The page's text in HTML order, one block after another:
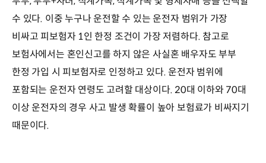
수 있다. 이중 누구나 운전할 수 있는 운전자 범위가 가장
비싸고 피보험자 1인 한정 조건이 가장 저렴하다. 참고로
보험사에서는 혼인신고를 하지 않은 사실혼 배우자도 부부
한정 가입 시 피보험자로 인정하고 있다. 운전자 범위에
포함되는 운전자 연령도 고려할 대상이다. 20대 이하와 70대
이상 운전자의 경우 사고 발생 확률이 높아 보험료가 비싸지기
때문이다.